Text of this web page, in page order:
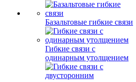
Базальтовые гибкие связи
Гибкие связи с
одинарным утолщением